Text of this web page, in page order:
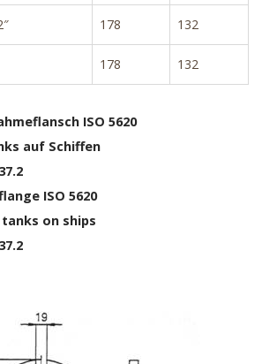
178 132
178 132
ISO 5620
auf Schiffen
ISO 5620
on ships